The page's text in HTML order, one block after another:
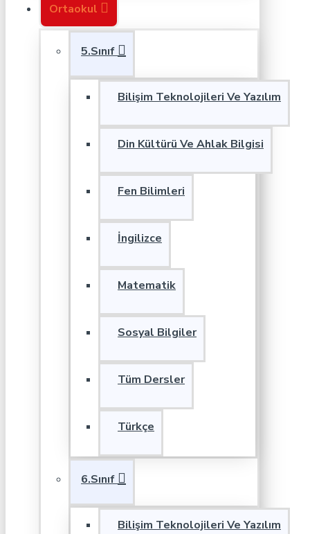
Ortaokul
5.Sınıf
Bilişim Teknolojileri Ve Yazılım
Din Kültürü Ve Ahlak Bilgisi
Fen Bilimleri
İngilizce
Matematik
Sosyal Bilgiler
Tüm Dersler
Türkçe
6.Sınıf
Bilişim Teknolojileri Ve Yazılım